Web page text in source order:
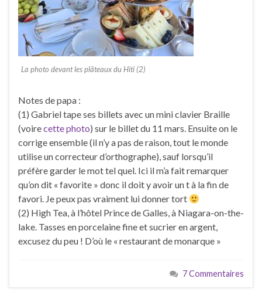
La photo devant les plâteaux du Hiti (2)
Notes de papa :
(1) Gabriel tape ses billets avec un mini clavier Braille
(voirecette photo) sur le billet du 11 mars. Ensuite on le
corrige ensemble (il n’y a pas de raison, tout le monde
utilise un correcteur d’orthographe), sauf lorsqu’il
préfère garder le mot tel quel. Ici il m’a fait remarquer
qu’on dit « favorite » donc il doit y avoir un t à la fin de
favori. Je peux pas vraiment lui donner tort
(2) High Tea, à l’hôtel Prince de Galles, à Niagara-on-the-
lake. Tasses en porcelaine fine et sucrier en argent,
excusez du peu ! D’où le « restaurant de monarque »
7 Commentaires